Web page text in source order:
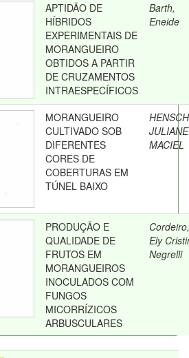
APTIDÃO DE
HÍBRIDOS
EXPERIMENTAIS DE
MORANGUEIRO
OBTIDOS A PARTIR
DE CRUZAMENTOS
INTRAESPECÍFICOS
Barth,
Eneide
MORANGUEIRO
CULTIVADO SOB
DIFERENTES
CORES DE
COBERTURAS EM
TÚNEL BAIXO
JULIANE
MACIEL
PRODUÇÃO E
QUALIDADE DE
FRUTOS EM
MORANGUEIROS
INOCULADOS COM
FUNGOS
MICORRÍZICOS
ARBUSCULARES
Cordeiro,
Ely
Negrelli